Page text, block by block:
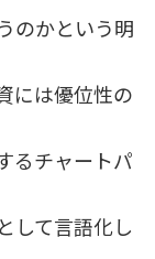
のかという明
には優位性の
るチャートパ
して言語化し